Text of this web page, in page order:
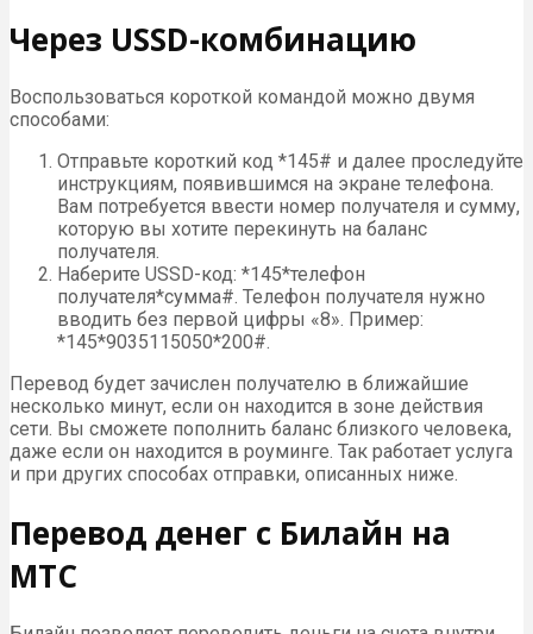
Через USSD-комбинацию
Воспользоваться короткой командой можно двумя
способами:
Отправьте короткий код *145# и далее проследуйте
инструкциям, появившимся на экране телефона.
Вам потребуется ввести номер получателя и сумму,
которую вы хотите перекинуть на баланс
получателя.
Наберите USSD-код: *145*телефон
получателя*сумма#. Телефон получателя нужно
вводить без первой цифры «8». Пример:
*145*9035115050*200#.
Перевод будет зачислен получателю в ближайшие
несколько минут, если он находится в зоне действия
сети. Вы сможете пополнить баланс близкого человека,
даже если он находится в роуминге. Так работает услуга
и при других способах отправки, описанных ниже.
Перевод денег с Билайн на
МТС